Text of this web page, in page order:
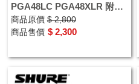
PGA48LC PGA48XLR 附原
廠保護袋 麥克風夾頭
商品原價 $ 2,800
商品售價 $ 2,300